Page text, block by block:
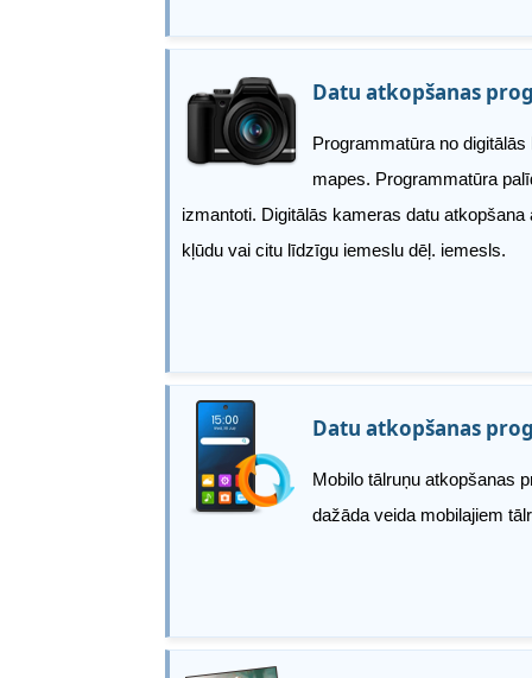
Datu atkopšanas
Programmatūra no
mapes. Programmatūra
izmantoti. Digitālās kameras datu
kļūdu vai citu līdzīgu iemeslu dēļ. iemesls.
Datu atkopšanas
Mobilo tālruņu atkopšanas
dažāda veida mobilajiem